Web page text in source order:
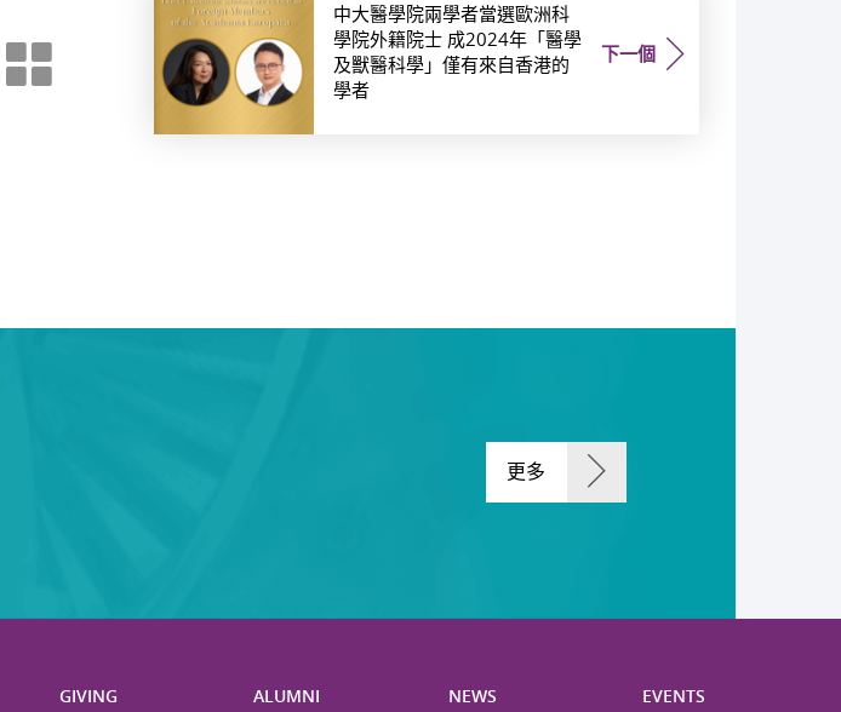
下一個
中大醫學院兩學者當選歐洲科
學院外籍院士 成2024年「醫學
及獸醫科學」僅有來自香港的
學者
更多
GIVING ALUMNI NEWS EVENTS